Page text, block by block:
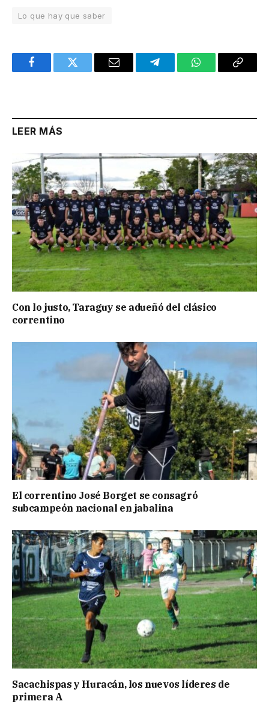
Lo que hay que saber
FacebookTwitter Email TelegramWhatsAppCopy
LEER MÁS
Con lo justo, Taraguy se adueñó del clásico
correntino
El correntino José Borget se consagró
subcampeón nacional en jabalina
Sacachispas y Huracán, los nuevos líderes de
primera A